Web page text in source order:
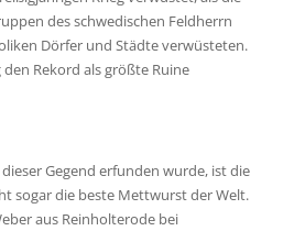
des schwedischen Feldherrn
Dörfer und Städte verwüsteten.
Rekord als größte Ruine
Gegend erfunden wurde, ist die
sogar die beste Mettwurst der Welt.
aus Reinholterode bei